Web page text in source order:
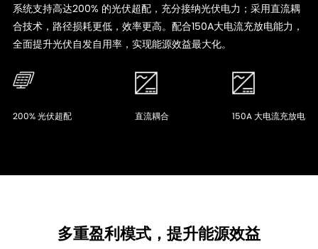
系统支持高达200% 的光伏超配，充分接纳光伏电力；采用直流耦
合技术，路径损耗更低，效率更高。配合150A大电流充放电能力，
全面提升光伏自发自用率，实现能源效益最大化。
200% 光伏超配 直流耦合 150A 大电流充放电
多重盈利模式，提升能源效益